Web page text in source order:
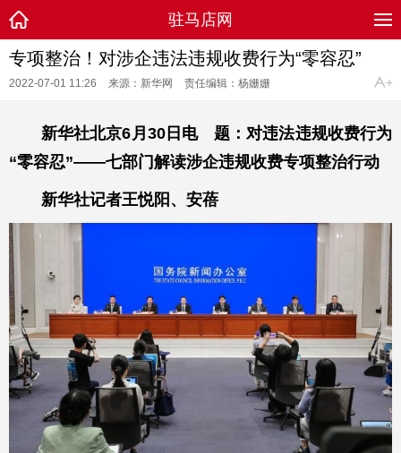
驻马店网
专项整治！对涉企违法违规收费行为“零容忍”
2022-07-01 11:26 来源：新华网 责任编辑：杨姗姗
新华社北京6月30日电 题：对违法违规收费行为
“零容忍”——七部门解读涉企违规收费专项整治行动
新华社记者王悦阳、安蓓